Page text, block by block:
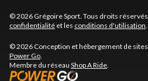
© 2026 Grégoire Sport. Tous droits
confidentialité et les conditions d'utilisation
© 2026 Conception et hébergement de sites
Power Go
Membre du réseau Shop A Ride